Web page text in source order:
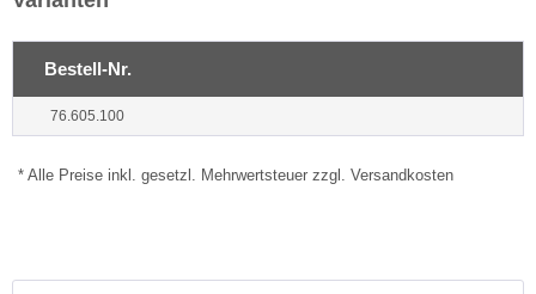
Bestell-Nr.
76.605.100
* Alle Preise inkl. gesetzl. Mehrwertsteuer zzgl. Versandkosten